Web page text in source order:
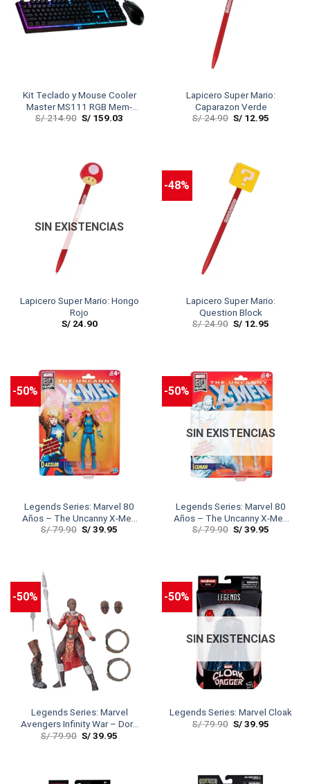
Kit Teclado y Mouse Cooler
Master MS111 RGB Mem-
chanical
S/214.90 S/ 159.03
Lapicero Super Mario:
Caparazon Verde
S/24.90 S/ 12.95
SIN EXISTENCIAS
Lapicero Super Mario: Hongo
Rojo
S/24.90
-48%
Lapicero Super Mario:
Question Block
S/24.90 S/ 12.95
-50%
Legends Series: Marvel 80
Años – The Uncanny X-Men
Dazzler
S/79.90 S/39.95
-50%
SIN EXISTENCIAS
Legends Series: Marvel 80
Años – The Uncanny X-Men
IceMan
S/79.90 S/39.95
-50%
Legends Series: Marvel
Avengers Infinity War – Dora
Milaje
S/79.90 S/39.95
-50%
SIN EXISTENCIAS
Legends Series: Marvel Cloak
S/79.90 S/39.95